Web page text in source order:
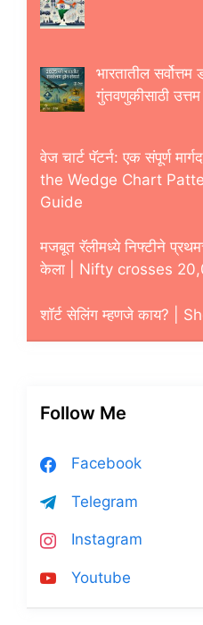
भारतातील
गुंतवणुकीसाठी उत्तम
वेज चार्ट पॅटर्न: एक संपूर्ण
the Wedge Chart
Guide
मजबूत रॅलीमध्ये निफ्टीने
केला | Nifty crosses
शाॅर्ट सेलिंग म्हणजे काय? |
Follow Me
Facebook
Telegram
Instagram
Youtube